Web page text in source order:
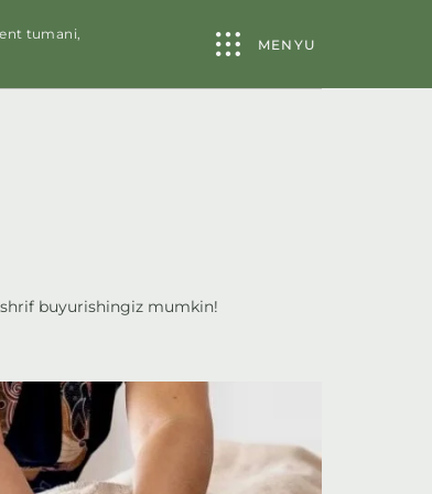
tumani,
MENYU
buyurishingiz mumkin!